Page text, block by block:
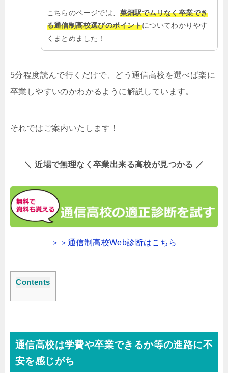
こちらのページでは、 菜畑駅でムリなく卒業でき
る通信制高校選びのポイントについてわかりやす
くまとめました！
5分程度読んで行くだけで、どう通信高校を選べば楽に
卒業しやすいのかわかるように解説しています。
それではご案内いたします！
＼ 近場で無理なく卒業出来る高校が見つかる ／
＞＞通信制高校Web診断はこちら
Contents
通信高校は学費や卒業できるか等の進路に不
安を感じがち